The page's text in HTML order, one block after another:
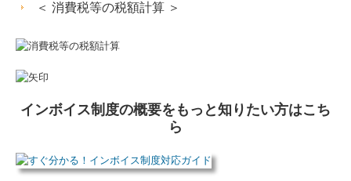
＜ 消費税等の税額計算 ＞
インボイス制度の概要をもっと知りたい方はこち
ら